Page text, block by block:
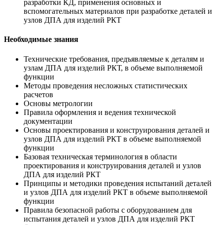
разработки КД, применения основных и
вспомогательных материалов при разработке деталей и
узлов ДПА для изделий РКТ
Необходимые знания
Технические требования, предъявляемые к деталям и
узлам ДПА для изделий РКТ, в объеме выполняемой
функции
Методы проведения несложных статистических
расчетов
Основы метрологии
Правила оформления и ведения технической
документации
Основы проектирования и конструирования деталей и
узлов ДПА для изделий РКТ в объеме выполняемой
функции
Базовая техническая терминология в области
проектирования и конструирования деталей и узлов
ДПА для изделий РКТ
Принципы и методики проведения испытаний деталей
и узлов ДПА для изделий РКТ в объеме выполняемой
функции
Правила безопасной работы с оборудованием для
испытания деталей и узлов ДПА для изделий РКТ